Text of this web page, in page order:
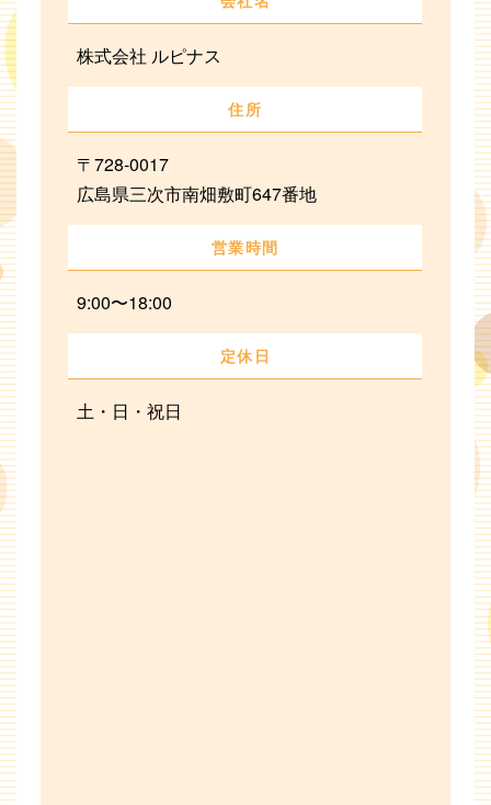
株式会社 ルピナス
住所
〒728-0017
広島県三次市南畑敷町647番地
営業時間
9:00〜18:00
定休日
土・日・祝日